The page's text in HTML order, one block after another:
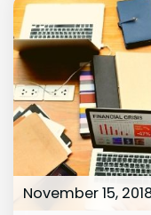
November 15,